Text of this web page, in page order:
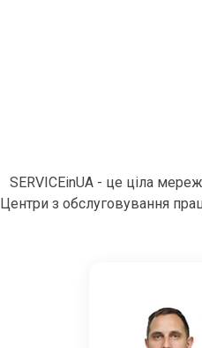
SERVICEinUA - це ціла
Центри з обслуговування